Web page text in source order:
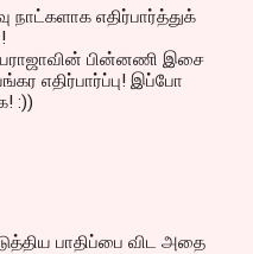
எதிர்பார்த்துக்
பின்னணி இசை
எதிர்பார்ப்பு! இப்போ
:))
பாதிப்பை விட அதை